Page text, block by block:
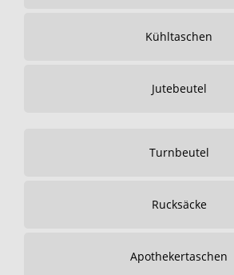
Kühltaschen
Jutebeutel
Turnbeutel
Rucksäcke
Apothekertaschen